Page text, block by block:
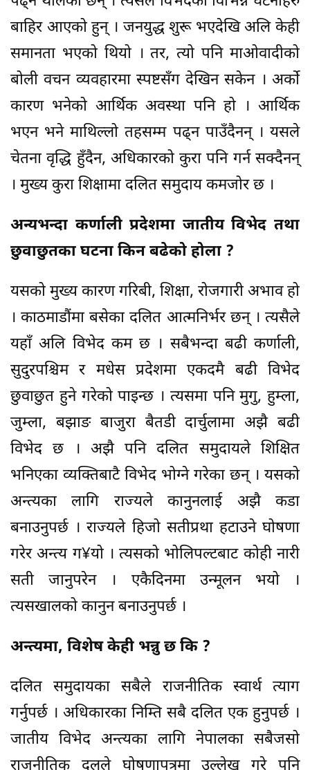
बाहिर आएको हुन् । जनयुद्ध शुरू भएदेखि अलि केही
समानता भएको थियो । तर, त्यो पनि माओवादीको
बोली वचन व्यवहारमा स्पष्टसँग देखिन सकेन । अर्को
कारण भनेको आर्थिक अवस्था पनि हो । आर्थिक
भएन भने माथिल्लो तहसम्म पढ्न पाउँदैनन् । यसले
चेतना वृद्धि हुँदैन, अधिकारको कुरा पनि गर्न सक्दैनन्
। मुख्य कुरा शिक्षामा दलित समुदाय कमजोर छ ।
अन्यभन्दा कर्णाली प्रदेशमा जातीय विभेद तथा
छुवाछुतका घटना किन बढेको होला ?
यसको मुख्य कारण गरिबी, शिक्षा, रोजगारी अभाव हो
। काठमाडौंमा बसेका दलित आत्मनिर्भर छन् । त्यसैले
यहाँ अलि विभेद कम छ । सबैभन्दा बढी कर्णाली,
सुदुरपश्चिम र मधेस प्रदेशमा एकदमै बढी विभेद
छुवाछुत हुने गरेको पाइन्छ । त्यसमा पनि मुगु, हुम्ला,
जुम्ला, बझाङ बाजुरा बैतडी दार्चुलामा अझै बढी
विभेद छ । अझै पनि दलित समुदायले शिक्षित
भनिएका व्यक्तिबाटै विभेद भोग्ने गरेका छन् । यसको
अन्त्यका लागि राज्यले कानुनलाई अझै कडा
बनाउनुपर्छ । राज्यले हिजो सतीप्रथा हटाउने घोषणा
गरेर अन्त्य ग¥यो । त्यसको भोलिपल्टबाट कोही नारी
सती जानुपरेन । एकैदिनमा उन्मूलन भयो ।
त्यसखालको कानुन बनाउनुपर्छ ।
अन्त्यमा, विशेष केही भन्नु छ कि ?
दलित समुदायका सबैले राजनीतिक स्वार्थ त्याग
गर्नुपर्छ । अधिकारका निम्ति सबै दलित एक हुनुपर्छ ।
जातीय विभेद अन्त्यका लागि नेपालका सबैजसो